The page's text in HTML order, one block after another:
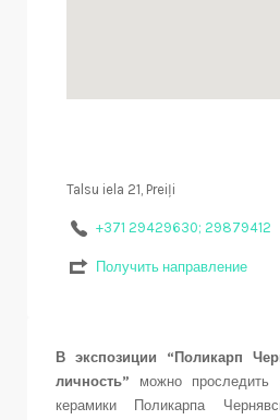
Talsu iela 21, Preiļi
+371 29429630; 29879412
Получить направление
В экспозиции “Поликарп
личность” можно проследить
керамики Поликарпа